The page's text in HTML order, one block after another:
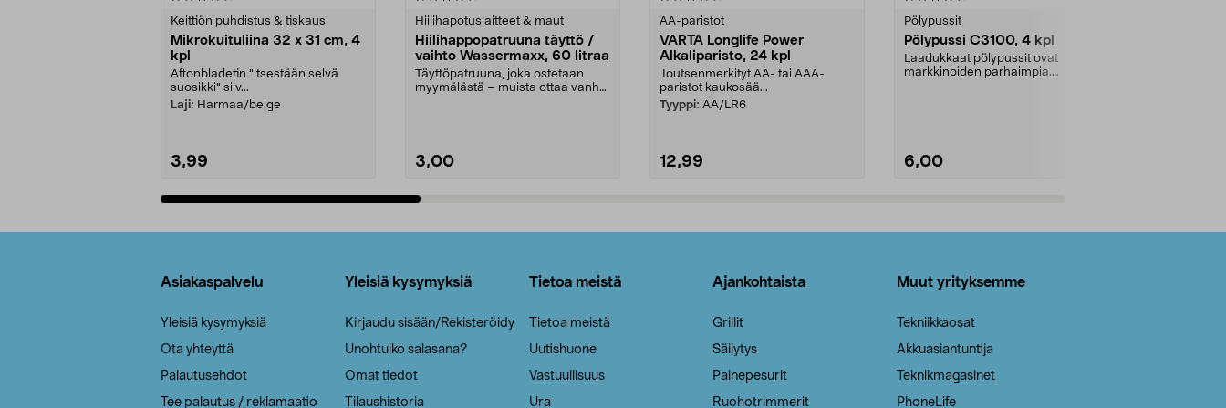
Keittiön puhdistus & tiskaus
Mikrokuituliina 32 x 31 cm, 4
kpl
Aftonbladetin "itsestään selvä
suosikki" siiv...
Laji: Harmaa/beige
3,99
Hiilihapotuslaitteet & maut
Hiilihappopatruuna täyttö /
vaihto Wassermaxx, 60 litraa
Täyttöpatruuna, joka ostetaan
myymälästä – muista ottaa vanha
3,00
AA-paristot
VARTA Longlife Power
Alkaliparisto, 24 kpl
Joutsenmerkityt AA- tai AAA-
paristot kaukosää...
Tyyppi: AA/LR6
12,99
Pölypussit
Pölypussi C3100, 4 kpl
Laadukkaat pölypussit ovat
markkinoiden parhaimpia.
6,00
Asiakaspalvelu
Yleisiä kysymyksiä
Ota yhteyttä
Palautusehdot
Tee palautus / reklamaatio
Yleisiä kysymyksiä
Kirjaudu sisään/Rekisteröidy
Unohtuiko salasana?
Omat tiedot
Tilaushistoria
Tietoa meistä
Tietoa meistä
Uutishuone
Vastuullisuus
Ura
Ajankohtaista
Grillit
Säilytys
Painepesurit
Ruohotrimmerit
Muut yrityksemme
Tekniikkaosat
Akkuasiantuntija
Teknikmagasinet
PhoneLife